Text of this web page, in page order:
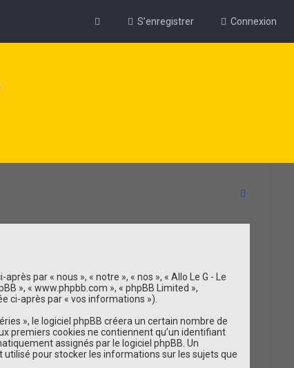
Connexion
S’enregistrer
par « nous », « notre », « nos », « Allo Le G - Le
», « www.phpbb.com », « phpBB Limited »,
ci-après par « vos informations »).
», le logiciel phpBB créera un certain nombre de
premiers cookies ne contiennent qu’un identifiant
assignés par le logiciel phpBB. Un
utilisé pour stocker les informations sur les sujets que